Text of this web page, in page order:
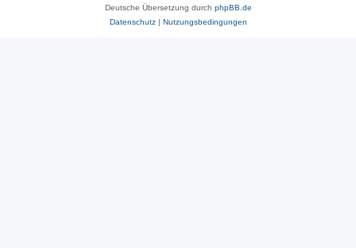
Deutsche Übersetzung durch phpBB.de
Datenschutz| Nutzungsbedingungen